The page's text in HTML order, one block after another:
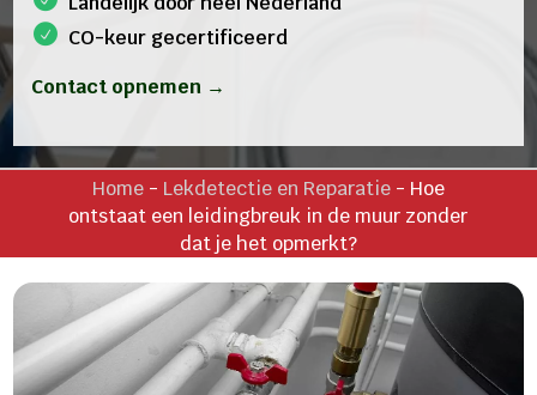
CO-keur gecertificeerd
Contact opnemen →
Home- Lekdetectie en Reparatie- Hoe
ontstaat een leidingbreuk in de muur zonder
dat je het opmerkt?